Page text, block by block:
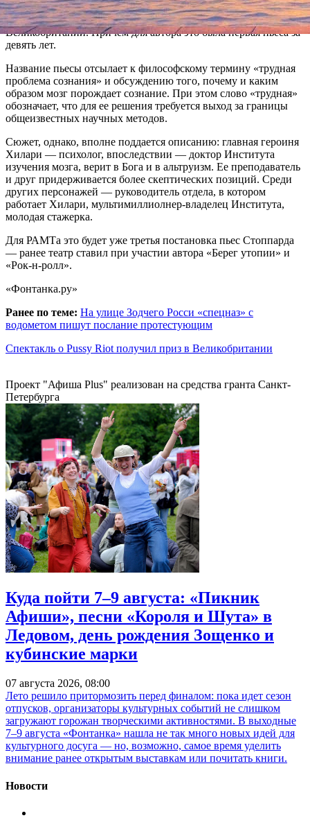
«Трудную задачу» Стоппард написал в 2015 году, тогда же
состоялась премьера пьесы на сцене Национального театра
Великобритании. Причем для автора это была первая пьеса за
девять лет.
Название пьесы отсылает к философскому термину «трудная
проблема сознания» и обсуждению того, почему и каким
образом мозг порождает сознание. При этом слово «трудная»
обозначает, что для ее решения требуется выход за границы
общеизвестных научных методов.
Сюжет, однако, вполне поддается описанию: главная героиня
Хилари — психолог, впоследствии — доктор Института
изучения мозга, верит в Бога и в альтруизм. Ее преподаватель
и друг придерживается более скептических позиций. Среди
других персонажей — руководитель отдела, в котором
работает Хилари, мультимиллиолнер-владелец Института,
молодая стажерка.
Для РАМТа это будет уже третья постановка пьес Стоппарда
— ранее театр ставил при участии автора «Берег утопии» и
«Рок-н-ролл».
«Фонтанка.ру»
Ранее по теме: На улице Зодчего Росси «спецназ» с
водометом пишут послание протестующим
Спектакль о Pussy Riot получил приз в Великобритании
Проект "Афиша Plus" реализован на средства гранта Санкт-
Петербурга
Куда пойти 7–9 августа: «Пикник
Афиши», песни «Короля и Шута» в
Ледовом, день рождения Зощенко и
кубинские марки
07 августа 2026, 08:00
Лето решило притормозить перед финалом: пока идет сезон
отпусков, организаторы культурных событий не слишком
загружают горожан творческими активностями. В выходные
7–9 августа «Фонтанка» нашла не так много новых идей для
культурного досуга — но, возможно, самое время уделить
внимание ранее открытым выставкам или почитать книги.
Новости